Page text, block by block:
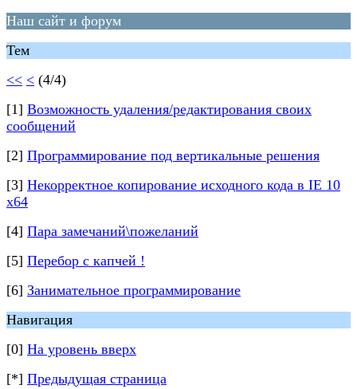
Наш сайт и форум
Тем
<< < (4/4)
[1] Возможность удаления/редактирования своих
сообщений
[2] Программирование под вертикальные решения
[3] Некорректное копирование исходного кода в IE 10
x64
[4] Пара замечаний\пожеланий
[5] Перебор с капчей !
[6] Занимательное программирование
Навигация
[0] На уровень вверх
[*] Предыдущая страница